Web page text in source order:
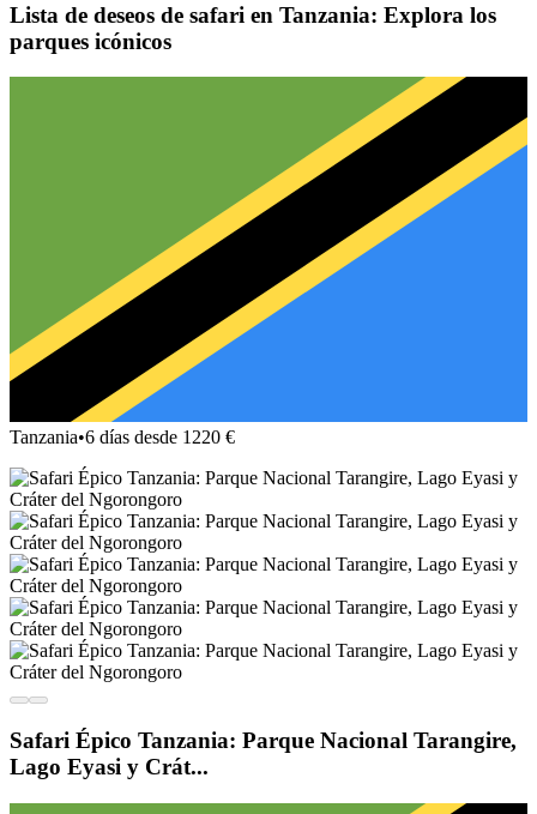
Lista de deseos de safari en Tanzania: Explora los
parques icónicos
Tanzania•6 días desde 1220 €
Safari Épico Tanzania: Parque Nacional Tarangire,
Lago Eyasi y Crát...